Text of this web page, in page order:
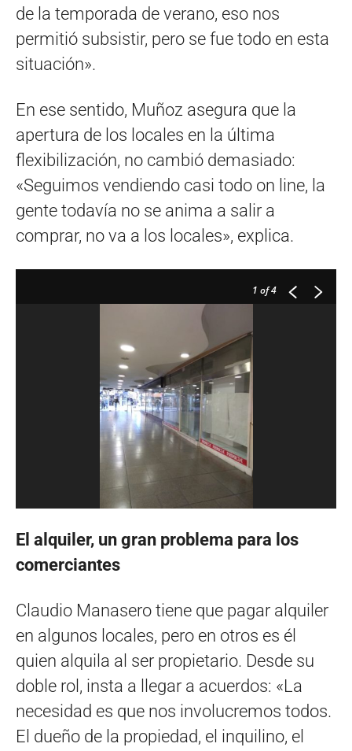
de la temporada de verano, eso nos
permitió subsistir, pero se fue todo en esta
situación».
En ese sentido, Muñoz asegura que la
apertura de los locales en la última
flexibilización, no cambió demasiado:
«Seguimos vendiendo casi todo on line, la
gente todavía no se anima a salir a
comprar, no va a los locales», explica.
1 of 4
El alquiler, un gran problema para los
comerciantes
Claudio Manasero tiene que pagar alquiler
en algunos locales, pero en otros es él
quien alquila al ser propietario. Desde su
doble rol, insta a llegar a acuerdos: «La
necesidad es que nos involucremos todos.
El dueño de la propiedad, el inquilino, el